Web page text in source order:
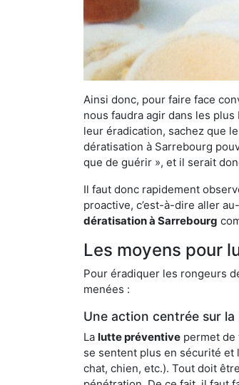
Ainsi donc, pour faire face
nous faudra agir dans les
leur éradication, sachez que
dératisation à Sarrebourg
que de guérir », et il serait
Il faut donc rapidement
proactive, c’est-à-dire aller
dératisation à Sarrebourg
Les moyens pour
Pour éradiquer les rongeurs
menées :
Une action centrée sur
La lutte préventive permet de
se sentent plus en sécurité et
chat, chien, etc.). Tout doit